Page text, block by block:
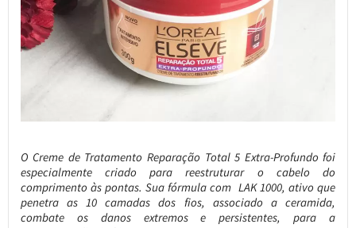
O Creme de Tratamento Reparação Total 5 Extra-Profundo foi
especialmente criado para reestruturar o cabelo do
comprimento às pontas. Sua fórmula com LAK 1000, ativo que
penetra as 10 camadas dos fios, associado a ceramida,
combate os danos extremos e persistentes, para a